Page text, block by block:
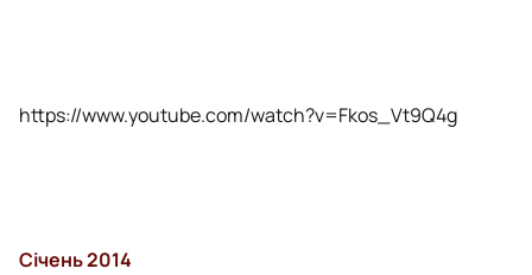
https://www.youtube.com/watch?v=Fkos_Vt9Q4g
Січень 2014